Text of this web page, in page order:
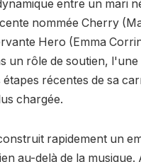
entre un mari
nommée Cherry
Hero (Emma
un rôle de soutien, l'une
récentes de sa
chargée.
rapidement un
au-delà de la